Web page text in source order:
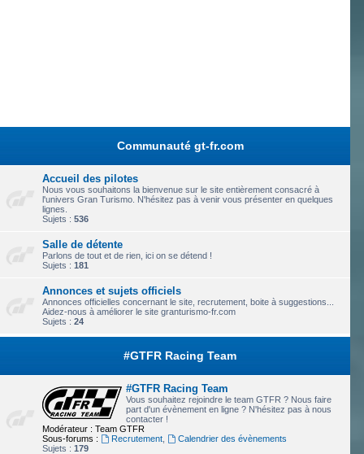
Communauté gt-fr.com
Accueil des pilotes
Nous vous souhaitons la bienvenue sur le site entièrement consacré à
l'univers Gran Turismo. N'hésitez pas à venir vous présenter en quelques
lignes.
Sujets : 536
Salle de détente
Parlons de tout et de rien, ici on se détend !
Sujets : 181
Annonces et sujets officiels
Annonces officielles concernant le site, recrutement, boite à suggestions...
Aidez-nous à améliorer le site granturismo-fr.com
Sujets : 24
#GTFR Racing Team
#GTFR Racing Team
Vous souhaitez rejoindre le team GTFR ? Nous faire
part d'un évènement en ligne ? N'hésitez pas à nous
contacter !
Modérateur : Team GTFR
Sous-forums :
Recrutement,
Calendrier des évènements
Sujets : 179